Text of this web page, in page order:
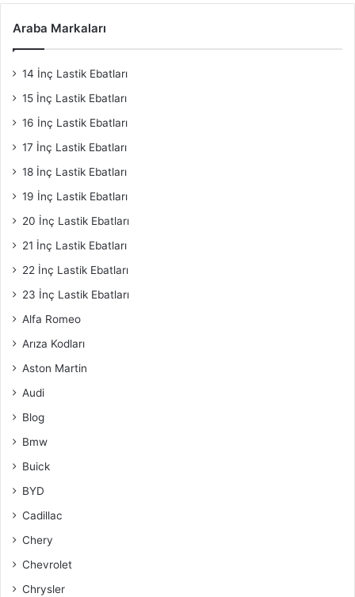
Araba Markaları
14 İnç Lastik Ebatları
15 İnç Lastik Ebatları
16 İnç Lastik Ebatları
17 İnç Lastik Ebatları
18 İnç Lastik Ebatları
19 İnç Lastik Ebatları
20 İnç Lastik Ebatları
21 İnç Lastik Ebatları
22 İnç Lastik Ebatları
23 İnç Lastik Ebatları
Alfa Romeo
Arıza Kodları
Aston Martin
Audi
Blog
Bmw
Buick
BYD
Cadillac
Chery
Chevrolet
Chrysler